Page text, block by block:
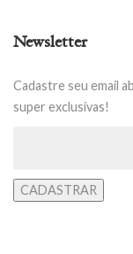
Newsletter
Cadastre seu email
super exclusivas!